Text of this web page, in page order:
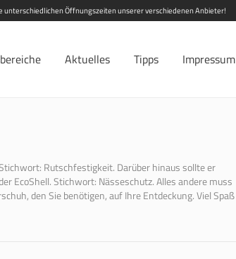
unterschiedlichen Öffnungszeiten unserer verschiedenen Anbieter!
Aktuelles Tipps Impressum
Rutschfestigkeit. Darüber hinaus sollte er
EcoShell. Stichwort: Nässeschutz. Alles andere muss
den Sie benötigen, auf Ihre Entdeckung. Viel Spaß